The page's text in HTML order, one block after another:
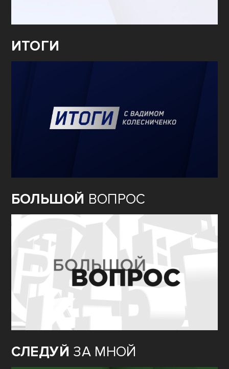
ИТОГИ
БОЛЬШОЙ ВОПРОС
СЛЕДУЙ ЗА МНОЙ